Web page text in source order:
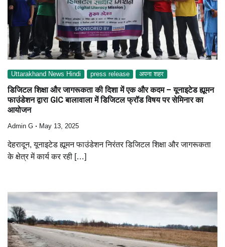
Uttarakhand News Hindi press release अपना शहर
डिजिटल शिक्षा और जागरूकता की दिशा में एक और कदम – यूनाइटेड ह्यूमन
फाउंडेशन द्वारा GIC बालावाला में डिजिटल फ्रॉड विषय पर सेमिनार का
आयोजन
Admin G May 13, 2025
देहरादून, यूनाइटेड ह्यूमन फाउंडेशन निरंतर डिजिटल शिक्षा और जागरूकता
के क्षेत्र में कार्य कर रही […]